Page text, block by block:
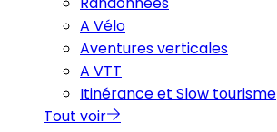
A Vélo
Aventures verticales
A VTT
Itinérance et Slow tourisme
Tout voir